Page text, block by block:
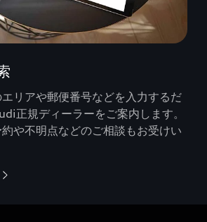
リアや郵便番号などを入力するだ
正規ディーラーをご案内します。
や不明点などのご相談もお受けい